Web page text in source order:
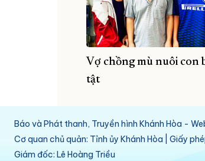
Vợ chồng mù nuôi con
tật
Báo và Phát thanh, Truyền hình Khánh Hòa -
Cơ quan chủ quản: Tỉnh ủy Khánh Hòa | Giấy
Giám đốc: Lê Hoàng Triều